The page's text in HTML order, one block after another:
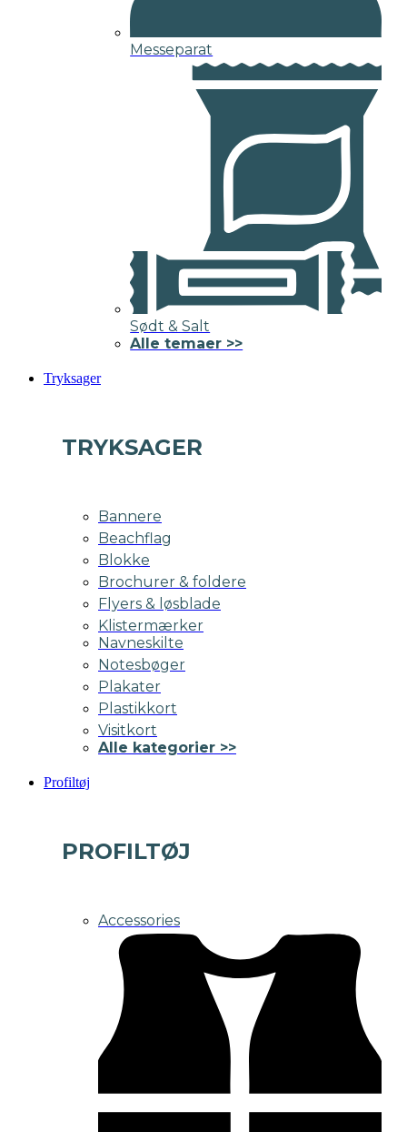
Messeparat
Sødt & Salt
Alle temaer >>
Tryksager
TRYKSAGER
Bannere
Beachflag
Blokke
Brochurer & foldere
Flyers & løsblade
Klistermærker
Navneskilte
Notesbøger
Plakater
Plastikkort
Visitkort
Alle kategorier >>
Profiltøj
PROFILTØJ
Accessories